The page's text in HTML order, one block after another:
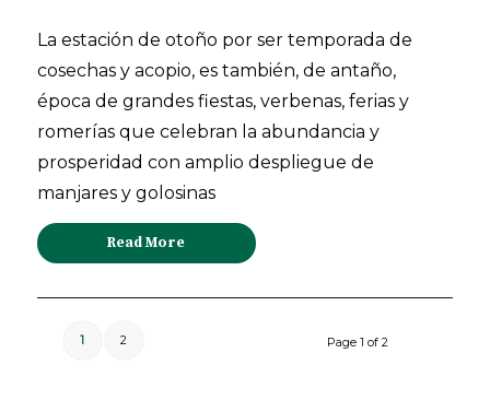
La estación de otoño por ser temporada de
cosechas y acopio, es también, de antaño,
época de grandes fiestas, verbenas, ferias y
romerías que celebran la abundancia y
prosperidad con amplio despliegue de
manjares y golosinas
Read More
Page 1 of 2
1 2